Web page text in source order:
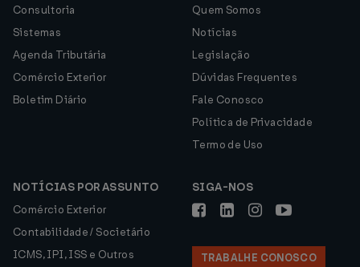
Consultoria
Sistemas
Agenda Tributária
Comércio Exterior
Boletim Diário
Quem Somos
Notícias
Legislação
Dúvidas Frequentes
Fale Conosco
Política de Privacidade
Termo de Uso
NOTÍCIAS POR ASSUNTO
Comércio Exterior
Contabilidade / Societário
ICMS, IPI, ISS e Outros
SIGA-NOS
TRABALHE CONOSCO